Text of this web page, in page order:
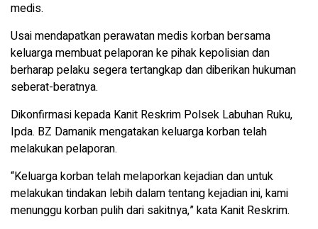
medis.
Usai mendapatkan perawatan medis korban bersama
keluarga membuat pelaporan ke pihak kepolisian dan
berharap pelaku segera tertangkap dan diberikan hukuman
seberat-beratnya.
Dikonfirmasi kepada Kanit Reskrim Polsek Labuhan Ruku,
Ipda. BZ Damanik mengatakan keluarga korban telah
melakukan pelaporan.
“Keluarga korban telah melaporkan kejadian dan untuk
melakukan tindakan lebih dalam tentang kejadian ini, kami
menunggu korban pulih dari sakitnya,” kata Kanit Reskrim.